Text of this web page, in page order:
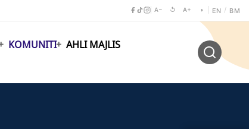
A− ↺ A+ ◑ EN / BM
KOMUNITI
AHLI MAJLIS